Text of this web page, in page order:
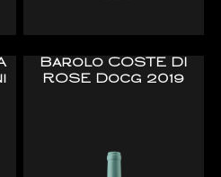
Barolo COSTE DI
ROSE Docg 2019